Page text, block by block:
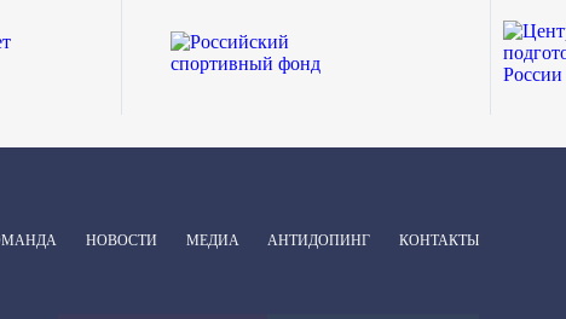
НОВОСТИ МЕДИА АНТИДОПИНГ КОНТАКТЫ